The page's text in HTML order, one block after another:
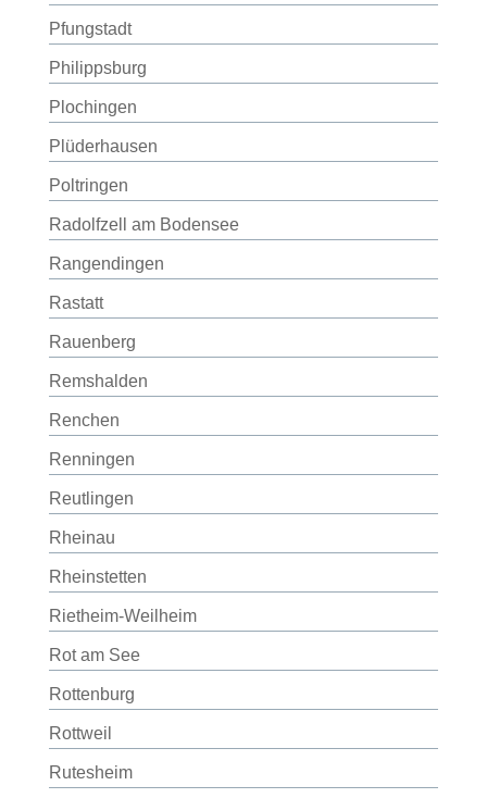
Pfungstadt
Philippsburg
Plochingen
Plüderhausen
Poltringen
Radolfzell am Bodensee
Rangendingen
Rastatt
Rauenberg
Remshalden
Renchen
Renningen
Reutlingen
Rheinau
Rheinstetten
Rietheim-Weilheim
Rot am See
Rottenburg
Rottweil
Rutesheim